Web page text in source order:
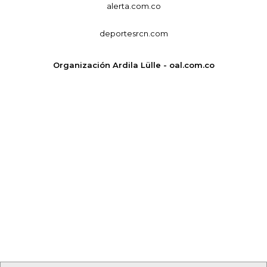
alerta.com.co
deportesrcn.com
Organización Ardila Lülle - oal.com.co